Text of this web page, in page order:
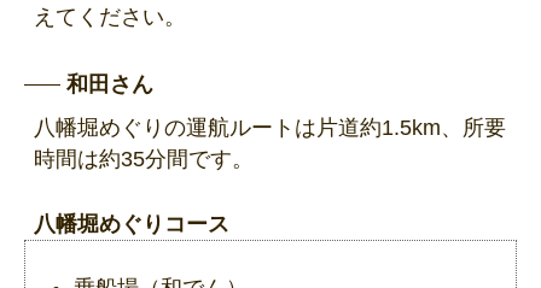
えてください。
和田さん
八幡堀めぐりの運航ルートは片道約1.5km、所要
時間は約35分間です。
八幡堀めぐりコース